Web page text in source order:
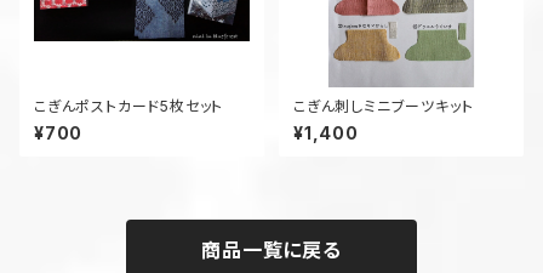
こぎんポストカード5枚セット
¥700
こぎん刺しミニブーツキット
¥1,400
商品一覧に戻る